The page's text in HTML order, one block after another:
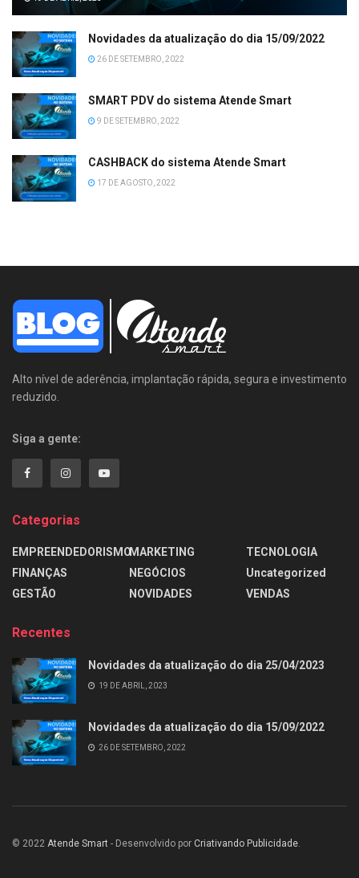
Novidades da atualização do dia 15/09/2022
26 DE SETEMBRO, 2022
SMART PDV do sistema Atende Smart
9 DE SETEMBRO, 2022
CASHBACK do sistema Atende Smart
17 DE AGOSTO, 2022
Alto nível de aderência, implantação rápida, segura e investimento
reduzido.
Siga a gente:
Categorias
EMPREENDEDORISMO
FINANÇAS
GESTÃO
MARKETING
NEGÓCIOS
NOVIDADES
TECNOLOGIA
Uncategorized
VENDAS
Recentes
Novidades da atualização do dia 25/04/2023
19 DE ABRIL, 2023
Novidades da atualização do dia 15/09/2022
26 DE SETEMBRO, 2022
© 2022 Atende Smart - Desenvolvido por Criativando Publicidade.